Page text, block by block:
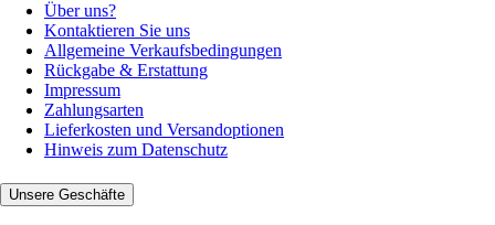
Über uns?
Kontaktieren Sie uns
Allgemeine Verkaufsbedingungen
Rückgabe & Erstattung
Impressum
Zahlungsarten
Lieferkosten und Versandoptionen
Hinweis zum Datenschutz
Unsere Geschäfte